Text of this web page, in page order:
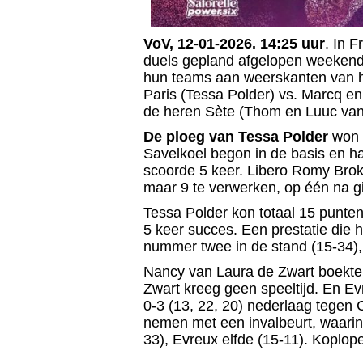
VoV, 12-01-2026. 14:25 uur. In
duels gepland afgelopen
hun teams aan weerskanten van
Paris (Tessa Polder) vs. Marcq
de heren Sète (Thom en Luuc
De ploeg van Tessa Polder won
Savelkoel begon in de basis en
scoorde 5 keer. Libero Romy
maar 9 te verwerken, op één na
Tessa Polder kon totaal 15
5 keer succes. Een prestatie die
nummer twee in de stand (15-
Nancy van Laura de Zwart
Zwart kreeg geen speeltijd. En
0-3 (13, 22, 20) nederlaag tegen
nemen met een invalbeurt,
33), Evreux elfde (15-11).